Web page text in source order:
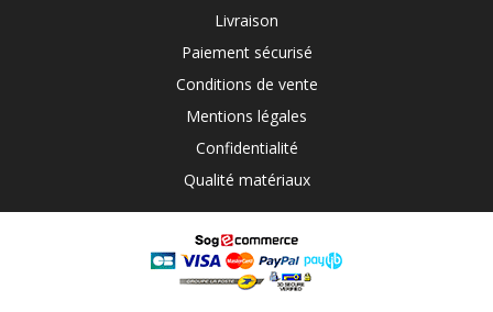
Livraison
Paiement sécurisé
Conditions de vente
Mentions légales
Confidentialité
Qualité matériaux